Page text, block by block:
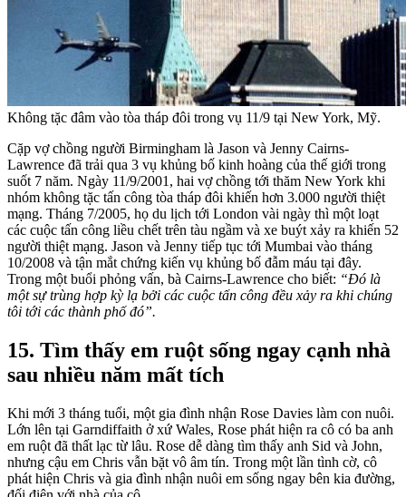
Không tặc đâm vào tòa tháp đôi trong vụ 11/9 tại New York, Mỹ.
Cặp vợ chồng người Birmingham là Jason và Jenny Cairns-
Lawrence đã trải qua 3 vụ khủng bố kinh hoàng của thế giới trong
suốt 7 năm. Ngày 11/9/2001, hai vợ chồng tới thăm New York khi
nhóm không tặc tấn công tòa tháp đôi khiến hơn 3.000 người thiệt
mạng. Tháng 7/2005, họ du lịch tới London vài ngày thì một loạt
các cuộc tấn công liều chết trên tàu ngầm và xe buýt xảy ra khiến 52
người thiệt mạng. Jason và Jenny tiếp tục tới Mumbai vào tháng
10/2008 và tận mắt chứng kiến vụ khủng bố đẫm máu tại đây.
Trong một buổi phỏng vấn, bà Cairns-Lawrence cho biết: “Đó là
một sự trùng hợp kỳ lạ bởi các cuộc tấn công đều xảy ra khi chúng
tôi tới các thành phố đó”.
15. Tìm thấy em ruột sống ngay cạnh nhà
sau nhiều năm mất tích
Khi mới 3 tháng tuổi, một gia đình nhận Rose Davies làm con nuôi.
Lớn lên tại Garndiffaith ở xứ Wales, Rose phát hiện ra cô có ba anh
em ruột đã thất lạc từ lâu. Rose dễ dàng tìm thấy anh Sid và John,
nhưng cậu em Chris vẫn bặt vô âm tín. Trong một lần tình cờ, cô
phát hiện Chris và gia đình nhận nuôi em sống ngay bên kia đường,